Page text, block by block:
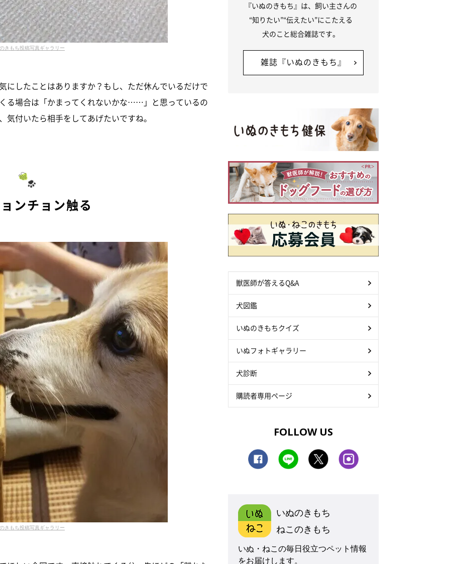
きもち投稿写真ギャラリー
にしたことはありますか？もし、ただ休んでいるだけで
る場合は「かまってくれないかな……」と思っているの
付いたら相手をしてあげたいですね。
ンチョン触る
きもち投稿写真ギャラリー
『いぬのきもち』は、飼い主さんの
“知りたい”“伝えたい”にこたえる
犬のこと総合雑誌です。
雑誌『いぬのきもち』
獣医師が答えるQ&A
犬図鑑
いぬのきもちクイズ
いぬフォトギャラリー
犬診断
購読者専用ページ
FOLLOW US
いぬのきもち
ねこのきもち
いぬ・ねこの毎日役立つペット情報
をお届けします。